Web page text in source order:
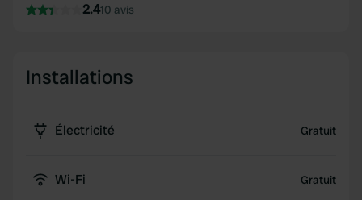
2.410 avis
Installations
Électricité Gratuit
Wi-Fi Gratuit